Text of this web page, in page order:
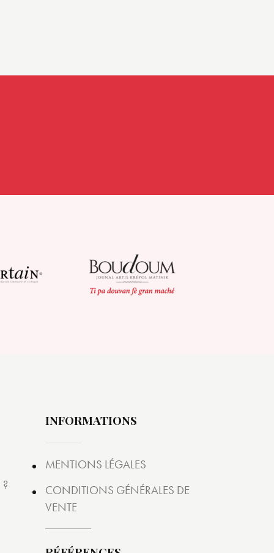
INFORMATIONS
MENTIONS LÉGALES
CONDITIONS GÉNÉRALES DE
VENTE